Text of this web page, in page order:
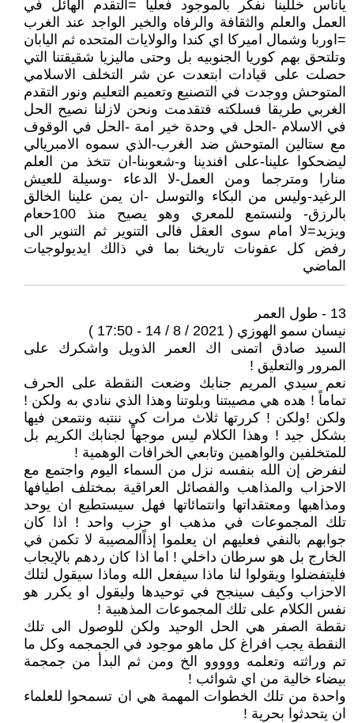
ياناس خللينا نفكر بالموجود فعليا =التقدم الهائل في
العمل والعلم والثقافة والرفاه والخير الواجد عند الغرب
=اوربا وشمال اميركا اي كندا والولايات المتحده ثم اليابان
وتلتحق بهم كوريا الجنوبيه بل وحتى ماليزيا شقيقتنا التي
حصلت على قيادات ابتعدت عن شر التخلف الاسلامي
المتوحش ووجدت في التصنيع وتعميم التعليم ونور التقدم
الغربي طريقا فسلكته فتقدمت ونحن لازلنا نصيح الحل
في الاسلام -الحل في وحدة خير امة -الحل في الوقوف
مع ستالين المتوحش ضد الغرب-الذي سموه الامبريالي
ليضحكوا علينا-على افندينا و-شعوبنا-ان تتخذ من العلم
منارا ومترجما ومن العمل-لا الدعاء -وسيلة للعيش
الرغيد-وليس من البكاء والتوسل -ان يمن علينا الخالق
بالرزق- ولنستمع للمعري وهو يصيح منذ 100حعام
ويزيد=لا امام سوى العقل فالى التنوير ثم التنوير الى
رفض كل عفونات تاريخنا بما في ذالك ايديولوجيات
الماضي
13 - طول العمر
نيسان سمو الهوزي ( 2021 / 8 / 14 - 17:50 )
السيد صادق اتمنى اك العمر الذويل واشكرك على
المرور والتعليق !
نعم سيدي المريم جنابك وضعت النقطة على الحرف
تماماً ! هده هي مصيبتنا وبلوتنا وهذا الذي ننادي به ولكن !
ولكن !ولكن ! كررتها ثلاث مرات كي ننتبه ونتمعن فيها
بشكل جيد ! وهذا الكلام ليس موجهاً لجنابك الكريم بل
للمتخلفين والواهمين وتابعي الخرافات الوهمية !
لنفرض إن الله بنفسه نزل من السماء اليوم واجتمع مع
الاحزاب والمذاهب والفصائل العراقية بمختلف اطيافها
ومذاهبها ومعتقداتها وانتمائاتها فهل سيستطيع ان يوحد
تلك المجموعات في مذهب او حزب واحد ! اذا كان
جوابهم بالنفي فعليهم ان يعلموا إذاًالمصيبة لا تكمن في
الخارج بل هو سرطان داخلي ! اما اذا كان ردهم بالإيجاب
فليتفضلوا ويقولوا لنا ماذا سيفعل الله وماذا سيقول لتلك
الاحزاب وكيف سينجح في توحيدها وليقول او يكرر هو
نفس الكلام على تلك المجموعات المذهبية !
نقطة الصفر هي الحل الوحيد ولكن للوصول الى تلك
النقطة يجب افراغ كل ماهو موجود في الجمجمه وكل ما
تم وراثته وتعلمه ووووو الخ ومن ثم البدأ من جمجمة
بيضاء خالية من اي شوائب !
واحدة من تلك الخطوات المهمة هي ان تسمحوا للعلماء
ان يتحدثوا بحرية !